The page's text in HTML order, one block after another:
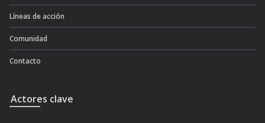
Líneas de acción
Comunidad
Contacto
Actores clave